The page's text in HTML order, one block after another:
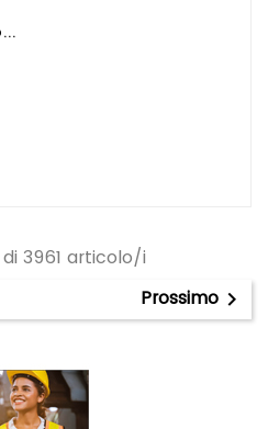
3961 articolo/i
Prossimo 